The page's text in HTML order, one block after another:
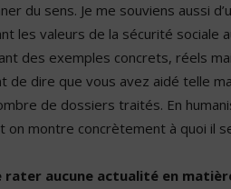
du sens. Je me souviens aussi
les valeurs de la sécurité sociale
des exemples concrets, réels
de dire que vous avez aidé telle
de dossiers traités. En
on montre concrètement à quoi il
rater aucune actualité en